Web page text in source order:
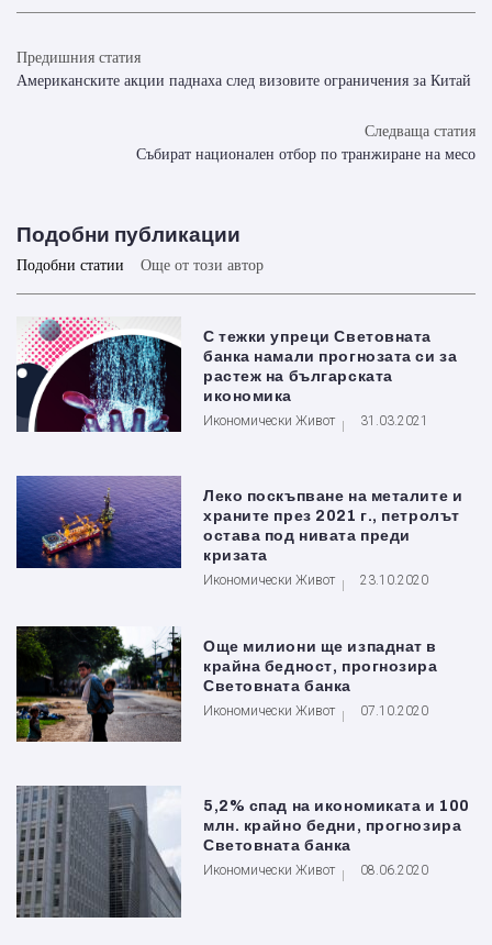
Предишния статия
Американските акции паднаха след визовите ограничения за Китай
Следваща статия
Събират национален отбор по транжиране на месо
Подобни публикации
Подобни статии Още от този автор
С тежки упреци Световната
банка намали прогнозата си за
растеж на българската
икономика
Икономически Живот 31.03.2021
Леко поскъпване на металите и
храните през 2021 г., петролът
остава под нивата преди
кризата
Икономически Живот 23.10.2020
Още милиони ще изпаднат в
крайна бедност, прогнозира
Световната банка
Икономически Живот 07.10.2020
5,2% спад на икономиката и 100
млн. крайно бедни, прогнозира
Световната банка
Икономически Живот 08.06.2020